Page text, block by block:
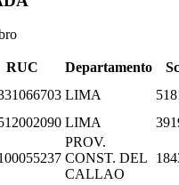
RUC Departamento
LIMA
LIMA
PROV.
CONST. DEL
CALLAO